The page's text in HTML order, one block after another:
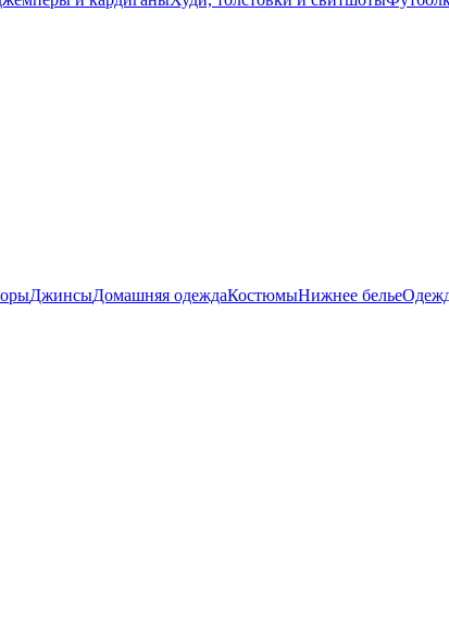
ДжинсыДомашняя одеждаКостюмыНижнее белье